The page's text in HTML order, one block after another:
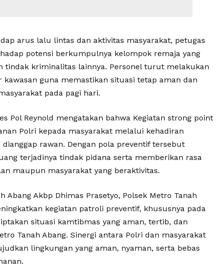
arus lalu lintas dan aktivitas masyarakat, petugas
potensi berkumpulnya kelompok remaja yang
kriminalitas lainnya. Personel turut melakukan
guna memastikan situasi tetap aman dan
pada pagi hari.
Pol Reynold mengatakan bahwa Kegiatan strong point
Polri kepada masyarakat melalui kehadiran
rawan. Dengan pola preventif tersebut
terjadinya tindak pidana serta memberikan rasa
maupun masyarakat yang beraktivitas.
Abang Akbp Dhimas Prasetyo, Polsek Metro Tanah
kegiatan patroli preventif, khususnya pada
situasi kamtibmas yang aman, tertib, dan
Tanah Abang. Sinergi antara Polri dan masyarakat
lingkungan yang aman, nyaman, serta bebas